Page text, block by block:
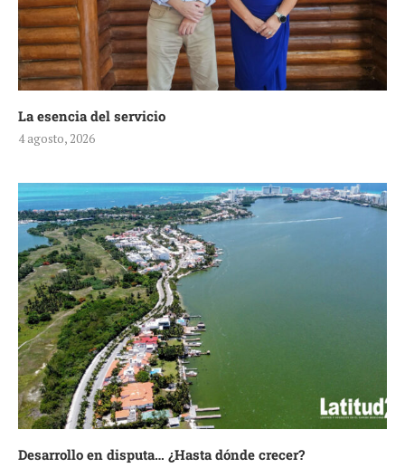
La esencia del servicio
4 agosto, 2026
Desarrollo en disputa… ¿Hasta dónde crecer?